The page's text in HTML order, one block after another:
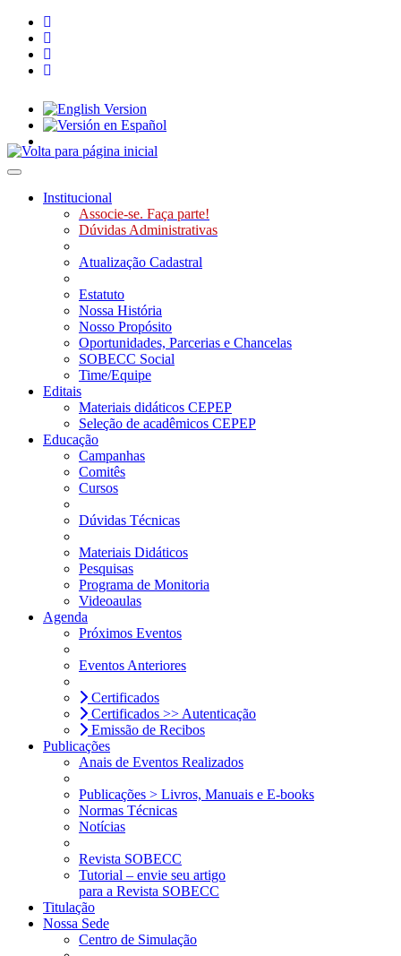
Toggle navigation
Institucional
Associe-se. Faça parte!
Dúvidas Administrativas
Atualização Cadastral
Estatuto
Nossa História
Nosso Propósito
Oportunidades, Parcerias e Chancelas
SOBECC Social
Time/Equipe
Editais
Materiais didáticos CEPEP
Seleção de acadêmicos CEPEP
Educação
Campanhas
Comitês
Cursos
Dúvidas Técnicas
Materiais Didáticos
Pesquisas
Programa de Monitoria
Videoaulas
Agenda
Próximos Eventos
Eventos Anteriores
Certificados
Certificados >> Autenticação
Emissão de Recibos
Publicações
Anais de Eventos Realizados
Publicações > Livros, Manuais e E-books
Normas Técnicas
Notícias
Revista SOBECC
Tutorial – envie seu artigo
para a Revista SOBECC
Titulação
Nossa Sede
Centro de Simulação